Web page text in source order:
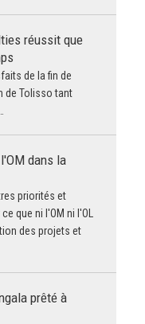
réussit que
de la fin de
de Tolisso tant
dans la
priorités et
que ni l'OM ni l'OL
des projets et
prêté à